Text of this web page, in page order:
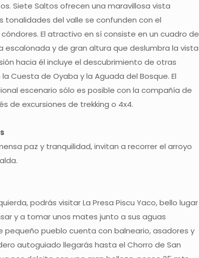
Siete Saltos ofrecen una maravillosa vista
tonalidades del valle se confunden con el
El atractivo en sí consiste en un cuadro de
escalonada y de gran altura que deslumbra la vista
hacia él incluye el descubrimiento de otras
Cuesta de Oyaba y la Aguada del Bosque. El
escenario sólo es posible con la compañía de
de excursiones de trekking o 4x4.
paz y tranquilidad, invitan a recorrer el arroyo
podrás visitar La Presa Piscu Yaco, bello lugar
y a tomar unos mates junto a sus aguas
pequeño pueblo cuenta con balneario, asadores y
autoguiado llegarás hasta el Chorro de San